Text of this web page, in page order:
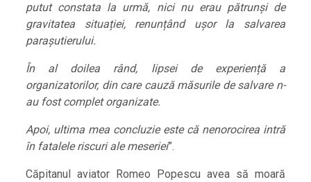
putut constata la urmă, nici nu erau pătrunși de
gravitatea situației, renunțând ușor la salvarea
parașutierului.
În al doilea rând, lipsei de experiență a
organizatorilor, din care cauză măsurile de salvare n-
au fost complet organizate.
Apoi, ultima mea concluzie este că nenorocirea intră
în fatalele riscuri ale meseriei”.
Căpitanul aviator Romeo Popescu avea să moară